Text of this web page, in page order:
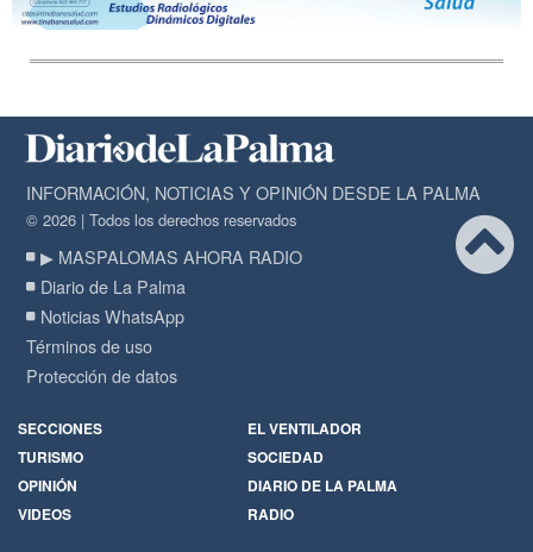
INFORMACIÓN, NOTICIAS Y OPINIÓN DESDE LA PALMA
© 2026 | Todos los derechos reservados
▶ MASPALOMAS AHORA RADIO
Diario de La Palma
Noticias WhatsApp
Términos de uso
Protección de datos
SECCIONES
EL VENTILADOR
TURISMO
SOCIEDAD
OPINIÓN
DIARIO DE LA PALMA
VIDEOS
RADIO